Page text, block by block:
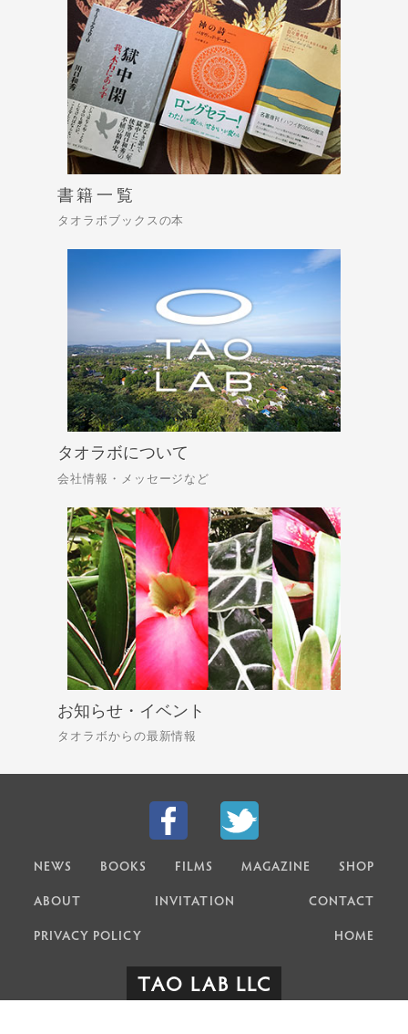
書籍一覧
タオラボブックスの本
タオラボについて
会社情報・メッセージなど
お知らせ・イベント
タオラボからの最新情報
NEWS BOOKS FILMS MAGAZINE SHOP
ABOUT INVITATION CONTACT
PRIVACY POLICY HOME
TAO LAB LLC